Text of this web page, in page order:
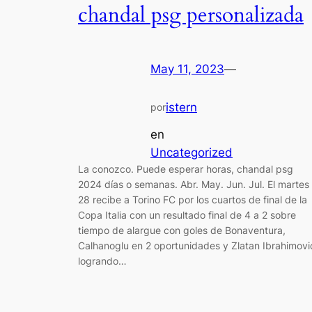
chandal psg personalizada
May 11, 2023—
poristern
en
Uncategorized
La conozco. Puede esperar horas, chandal psg
2024 días o semanas. Abr. May. Jun. Jul. El martes
28 recibe a Torino FC por los cuartos de final de la
Copa Italia con un resultado final de 4 a 2 sobre
tiempo de alargue con goles de Bonaventura,
Calhanoglu en 2 oportunidades y Zlatan
logrando…